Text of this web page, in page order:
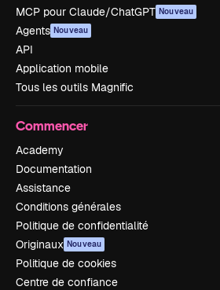
MCP pour Claude/ChatGPT Nouveau
Agents Nouveau
API
Application mobile
Tous les outils Magnific
Commencer
Academy
Documentation
Assistance
Conditions générales
Politique de confidentialité
Originaux Nouveau
Politique de cookies
Centre de confiance